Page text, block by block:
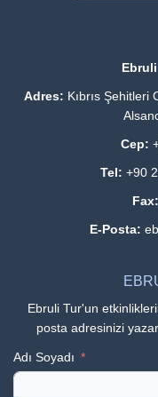
Adres: Kıbrıs
Cep:
Tel: +90
Fax:
E-Posta:
Ebruli Tur'un
posta adresinizi
Adı Soyadı